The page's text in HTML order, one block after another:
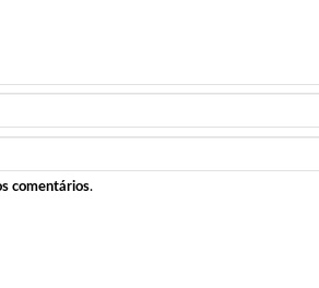
comentários.